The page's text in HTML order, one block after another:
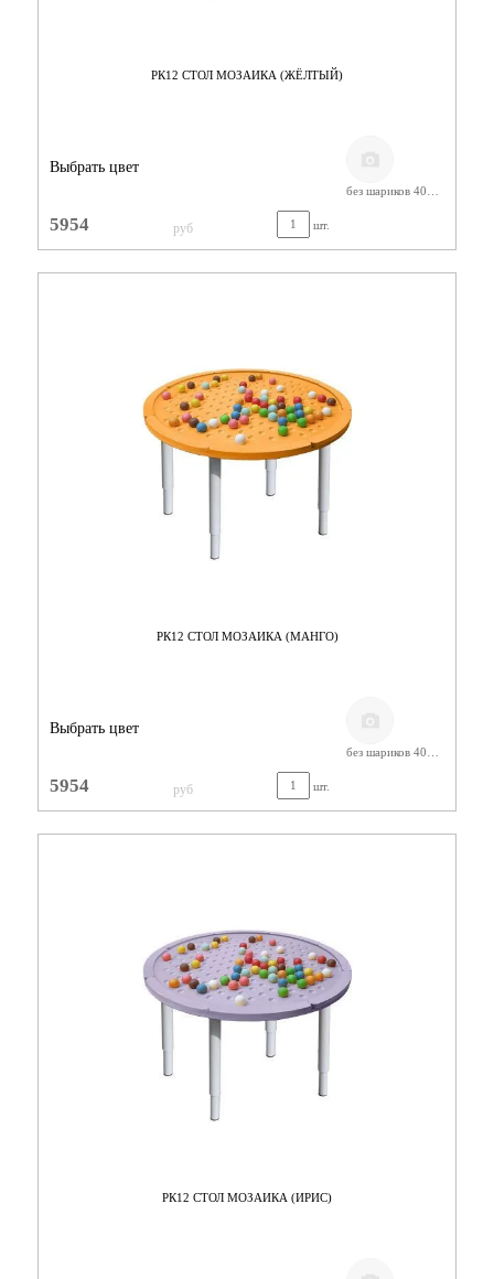
РК12 СТОЛ МОЗАИКА (ЖЁЛТЫЙ)
Выбрать цвет
5954 руб шт.
РК12 СТОЛ МОЗАИКА (МАНГО)
Выбрать цвет
5954 руб шт.
РК12 СТОЛ МОЗАИКА (ИРИС)